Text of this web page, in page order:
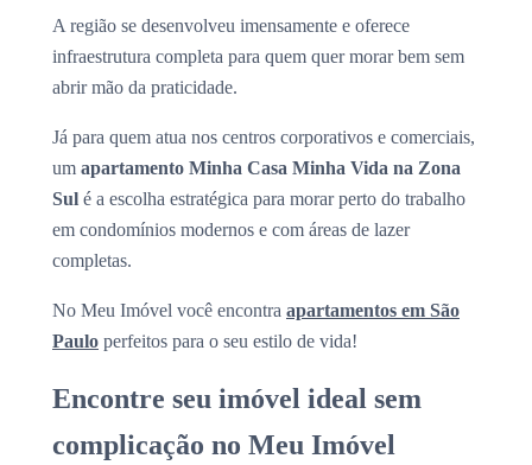
A região se desenvolveu imensamente e oferece
infraestrutura completa para quem quer morar bem sem
abrir mão da praticidade.
Já para quem atua nos centros corporativos e comerciais,
um apartamento Minha Casa Minha Vida na Zona
Sul é a escolha estratégica para morar perto do trabalho
em condomínios modernos e com áreas de lazer
completas.
No Meu Imóvel você encontra apartamentos em São
Paulo perfeitos para o seu estilo de vida!
Encontre seu imóvel ideal sem
complicação no Meu Imóvel